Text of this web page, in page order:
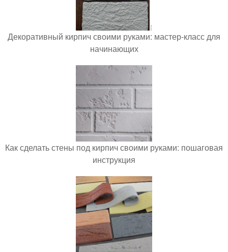
Декоративный кирпич своими руками: мастер-класс для
начинающих
Как сделать стены под кирпич своими руками: пошаговая
инструкция